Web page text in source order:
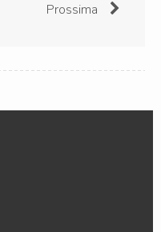
Prossima